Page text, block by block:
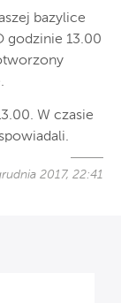
bazylice
godzinie 13.00
W czasie
2017, 22:41